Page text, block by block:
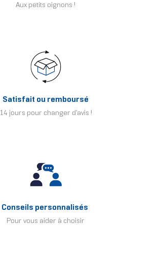
Aux petits oignons !
Satisfait ou remboursé
14 jours pour changer d'avis !
Conseils personnalisés
Pour vous aider à choisir